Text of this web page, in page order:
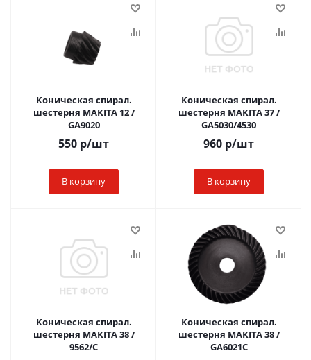
Коническая спирал.
шестерня MAKITA 12 /
GA9020
550 р/шт
В корзину
Коническая спирал.
шестерня MAKITA 37 /
GA5030/4530
960 р/шт
В корзину
Коническая спирал.
шестерня MAKITA 38 /
9562/C
Коническая спирал.
шестерня MAKITA 38 /
GA6021C